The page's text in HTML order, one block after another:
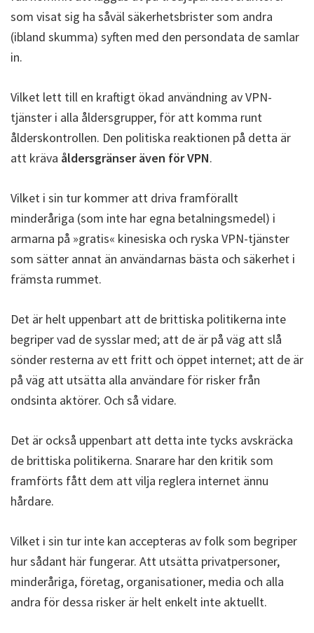
som visat sig ha såväl säkerhetsbrister som andra
(ibland skumma) syften med den persondata de samlar
in.
Vilket lett till en kraftigt ökad användning av VPN-
tjänster i alla åldersgrupper, för att komma runt
ålderskontrollen. Den politiska reaktionen på detta är
att kräva åldersgränser även för VPN.
Vilket i sin tur kommer att driva framförallt
minderåriga (som inte har egna betalningsmedel) i
armarna på »gratis« kinesiska och ryska VPN-tjänster
som sätter annat än användarnas bästa och säkerhet i
främsta rummet.
Det är helt uppenbart att de brittiska politikerna inte
begriper vad de sysslar med; att de är på väg att slå
sönder resterna av ett fritt och öppet internet; att de är
på väg att utsätta alla användare för risker från
ondsinta aktörer. Och så vidare.
Det är också uppenbart att detta inte tycks avskräcka
de brittiska politikerna. Snarare har den kritik som
framförts fått dem att vilja reglera internet ännu
hårdare.
Vilket i sin tur inte kan accepteras av folk som begriper
hur sådant här fungerar. Att utsätta privatpersoner,
minderåriga, företag, organisationer, media och alla
andra för dessa risker är helt enkelt inte aktuellt.